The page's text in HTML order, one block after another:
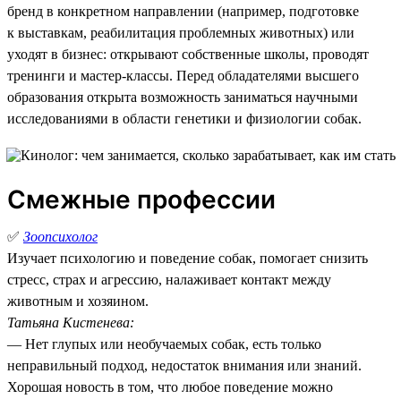
бренд в конкретном направлении (например, подготовке
к выставкам, реабилитация проблемных животных) или
уходят в бизнес: открывают собственные школы, проводят
тренинги и мастер-классы. Перед обладателями высшего
образования открыта возможность заниматься научными
исследованиями в области генетики и физиологии собак.
Смежные профессии
✅ Зоопсихолог
Изучает психологию и поведение собак, помогает снизить
стресс, страх и агрессию, налаживает контакт между
животным и хозяином.
Татьяна Кистенева:
— Нет глупых или необучаемых собак, есть только
неправильный подход, недостаток внимания или знаний.
Хорошая новость в том, что любое поведение можно